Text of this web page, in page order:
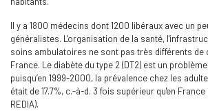
Il y a 1800 médecins dont 1200 libéraux avec un
généralistes. L'organisation de la santé,
soins ambulatoires ne sont pas très différents de
France. Le diabète du type 2 (DT2) est un
puisqu’en 1999-2000, la prévalence chez les
était de 17.7%, c.-à-d. 3 fois supérieur qu'en
REDIA).